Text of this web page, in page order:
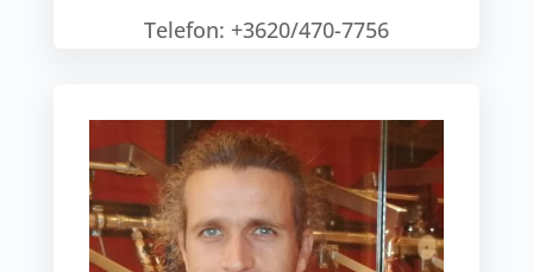
Telefon: +3620/470-7756